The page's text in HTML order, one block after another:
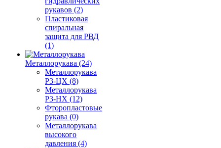
рукавов (2)
Пластиковая
спиральная
защита для РВД
(1)
Металлорукава (24)
Металлорукава
Р3-ЦХ (8)
Металлорукава
Р3-НХ (12)
Фторопластовые
рукава (0)
Металлорукава
высокого
давления (4)